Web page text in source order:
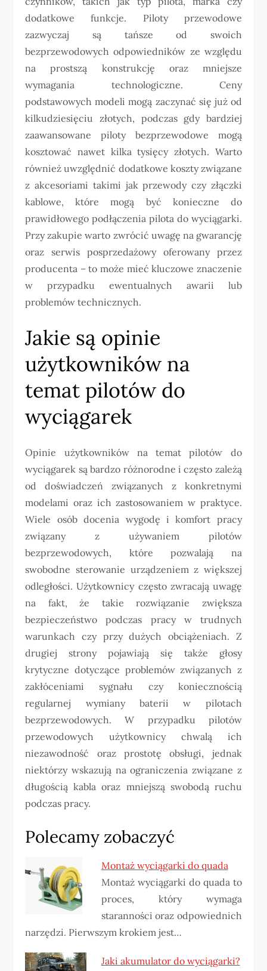
dodatkowe funkcje. Piloty przewodowe
zazwyczaj są tańsze od swoich
bezprzewodowych odpowiedników ze względu
na prostszą konstrukcję oraz mniejsze
wymagania technologiczne. Ceny
podstawowych modeli mogą zaczynać się już od
kilkudziesięciu złotych, podczas gdy bardziej
zaawansowane piloty bezprzewodowe mogą
kosztować nawet kilka tysięcy złotych. Warto
również uwzględnić dodatkowe koszty związane
z akcesoriami takimi jak przewody czy złączki
kablowe, które mogą być konieczne do
prawidłowego podłączenia pilota do wyciągarki.
Przy zakupie warto zwrócić uwagę na gwarancję
oraz serwis posprzedażowy oferowany przez
producenta – to może mieć kluczowe znaczenie
w przypadku ewentualnych awarii lub
problemów technicznych.
Jakie są opinie
użytkowników na
temat pilotów do
wyciągarek
Opinie użytkowników na temat pilotów do
wyciągarek są bardzo różnorodne i często zależą
od doświadczeń związanych z konkretnymi
modelami oraz ich zastosowaniem w praktyce.
Wiele osób docenia wygodę i komfort pracy
związany z używaniem pilotów
bezprzewodowych, które pozwalają na
swobodne sterowanie urządzeniem z większej
odległości. Użytkownicy często zwracają uwagę
na fakt, że takie rozwiązanie zwiększa
bezpieczeństwo podczas pracy w trudnych
warunkach czy przy dużych obciążeniach. Z
drugiej strony pojawiają się także głosy
krytyczne dotyczące problemów związanych z
zakłóceniami sygnału czy koniecznością
regularnej wymiany baterii w pilotach
bezprzewodowych. W przypadku pilotów
przewodowych użytkownicy chwalą ich
niezawodność oraz prostotę obsługi, jednak
niektórzy wskazują na ograniczenia związane z
długością kabla oraz mniejszą swobodą ruchu
podczas pracy.
Polecamy zobaczyć
Montaż wyciągarki do quada
Montaż wyciągarki do quada to
proces, który wymaga
staranności oraz odpowiednich
narzędzi. Pierwszym krokiem jest…
Jaki akumulator do wyciągarki?